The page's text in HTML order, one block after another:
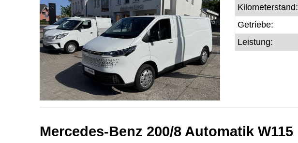
Kilometerstand:
Getriebe:
Leistung:
Mercedes-Benz 200/8 Automatik W115